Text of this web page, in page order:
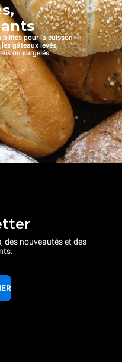
pour la cuisson
gâteaux levés,
ou surgelés.
des nouveautés et des